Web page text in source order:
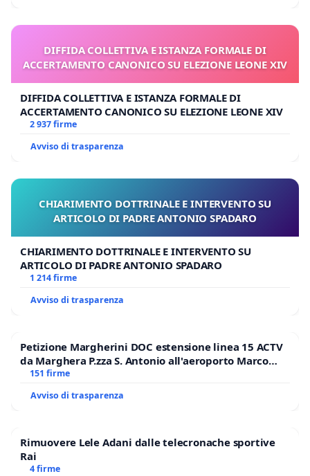
DIFFIDA COLLETTIVA E ISTANZA FORMALE DI
ACCERTAMENTO CANONICO SU ELEZIONE LEONE XIV
DIFFIDA COLLETTIVA E ISTANZA FORMALE DI
ACCERTAMENTO CANONICO SU ELEZIONE LEONE XIV
2 937 firme
Avviso di trasparenza
CHIARIMENTO DOTTRINALE E INTERVENTO SU
ARTICOLO DI PADRE ANTONIO SPADARO
CHIARIMENTO DOTTRINALE E INTERVENTO SU
ARTICOLO DI PADRE ANTONIO SPADARO
1 214 firme
Avviso di trasparenza
Petizione Margherini DOC estensione linea 15 ACTV
da Marghera P.zza S. Antonio all'aeroporto Marco
Polo tariffa a € 1,50
151 firme
Avviso di trasparenza
Rimuovere Lele Adani dalle telecronache sportive
Rai
4 firme